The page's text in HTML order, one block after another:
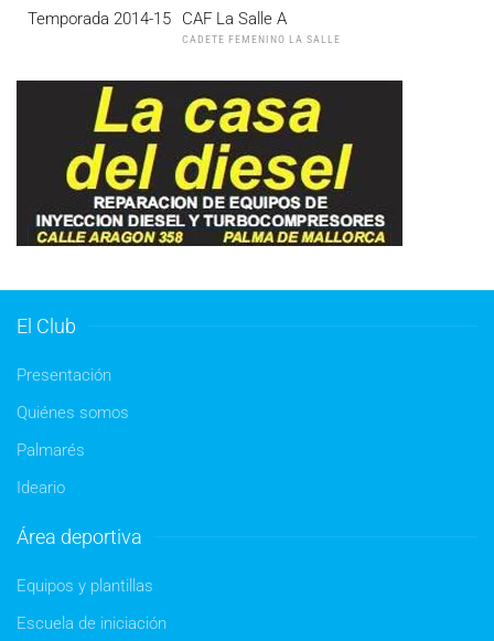
Temporada 2014-15 CAF La Salle A
CADETE FEMENINO LA SALLE
El Club
Presentación
Quiénes somos
Palmarés
Ideario
Área deportiva
Equipos y plantillas
Escuela de iniciación